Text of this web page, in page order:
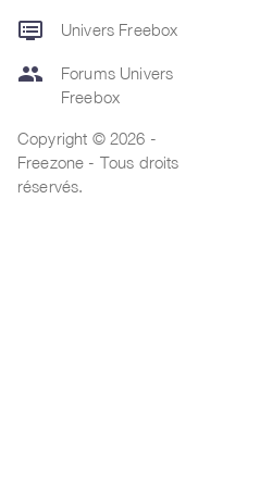
dvr Univers Freebox
group
Forums Univers
Freebox
Copyright © 2026 -
Freezone - Tous droits
réservés.